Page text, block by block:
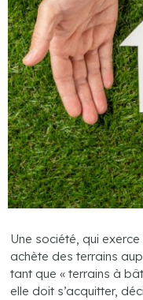
Une société, qui
achète des terrains
tant que « terrains à
elle doit s’acquitter,